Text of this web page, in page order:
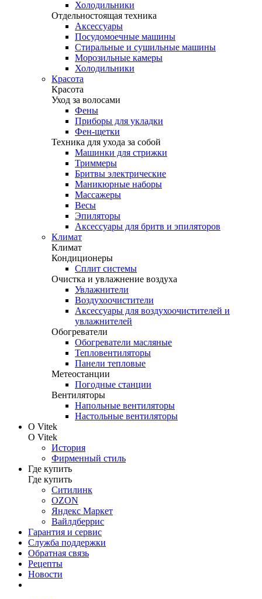
Холодильники
Отдельностоящая техника
Аксессуары
Посудомоечные машины
Стиральные и сушильные машины
Морозильные камеры
Холодильники
Красота
Красота
Уход за волосами
Фены
Приборы для укладки
Фен-щетки
Техника для ухода за собой
Машинки для стрижки
Триммеры
Бритвы электрические
Маникюрные наборы
Массажеры
Весы
Эпиляторы
Аксессуары для бритв и эпиляторов
Климат
Климат
Кондиционеры
Сплит системы
Очистка и увлажнение воздуха
Увлажнители
Воздухоочистители
Аксессуары для воздухоочистителей и
увлажнителей
Обогреватели
Обогреватели масляные
Тепловентиляторы
Панели тепловые
Метеостанции
Погодные станции
Вентиляторы
Напольные вентиляторы
Настольные вентиляторы
О Vitek
О Vitek
История
Фирменный стиль
Где купить
Где купить
Ситилинк
OZON
Яндекс Маркет
Вайлдберрис
Гарантия и сервис
Служба поддержки
Обратная связь
Рецепты
Новости